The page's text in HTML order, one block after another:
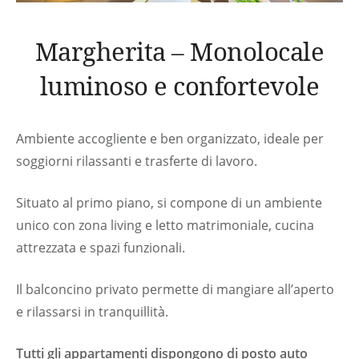
(Olio/Sale/Zucchero)
Kit Di Pronto Soccorso
Margherita – Monolocale
luminoso e confortevole
Ambiente accogliente e ben organizzato, ideale per
soggiorni rilassanti e trasferte di lavoro.
Situato al primo piano, si compone di un ambiente
unico con zona living e letto matrimoniale, cucina
attrezzata e spazi funzionali.
Il balconcino privato permette di mangiare all’aperto
e rilassarsi in tranquillità.
Tutti gli appartamenti dispongono di posto auto